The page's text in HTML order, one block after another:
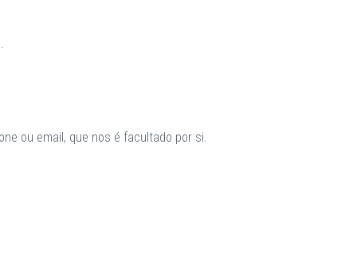
ou email, que nos é facultado por si.